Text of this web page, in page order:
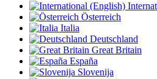
Österreich
Italia
Deutschland
Great Britain
España
Slovenija